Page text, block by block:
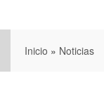
Inicio » Noticias